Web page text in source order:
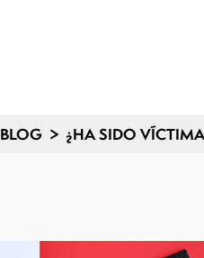
BLOG > ¿HA SIDO